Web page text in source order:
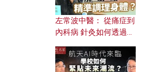
左常波中醫： 從痛症到
內科病 針灸如何透過解